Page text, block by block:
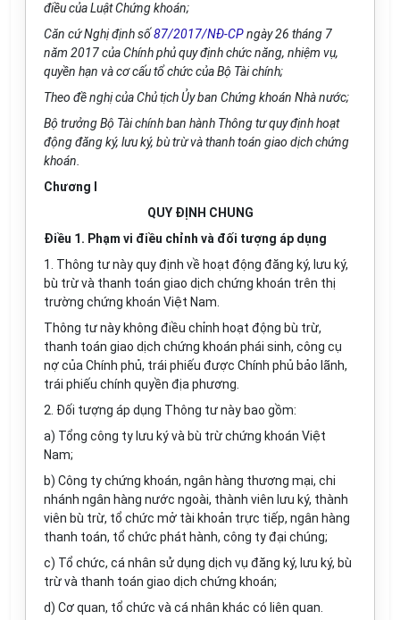
điều của Luật Chứng khoán;
Căn cứ Nghị định số87/2017/NĐ-CPngày 26 tháng 7
năm 2017 của Chính phủ quy định chức năng, nhiệm vụ,
quyền hạn và cơ cấu tổ chức của Bộ Tài chính;
Theo đề nghị của Chủ tịch Ủy ban Chứng khoán Nhà nước;
Bộ trưởng Bộ Tài chính ban hành Thông tư quy định hoạt
động đăng ký, lưu ký, bù trừ và thanh toán giao dịch chứng
khoán.
Chương I
QUY ĐỊNH CHUNG
Điều 1. Phạm vi điều chỉnh và đối tượng áp dụng
1. Thông tư này quy định về hoạt động đăng ký, lưu ký,
bù trừ và thanh toán giao dịch chứng khoán trên thị
trường chứng khoán Việt Nam.
Thông tư này không điều chỉnh hoạt động bù trừ,
thanh toán giao dịch chứng khoán phái sinh, công cụ
nợ của Chính phủ, trái phiếu được Chính phủ bảo lãnh,
trái phiếu chính quyền địa phương.
2. Đối tượng áp dụng Thông tư này bao gồm:
a) Tổng công ty lưu ký và bù trừ chứng khoán Việt
Nam;
b) Công ty chứng khoán, ngân hàng thương mại, chi
nhánh ngân hàng nước ngoài, thành viên lưu ký, thành
viên bù trừ, tổ chức mở tài khoản trực tiếp, ngân hàng
thanh toán, tổ chức phát hành, công ty đại chúng;
c) Tổ chức, cá nhân sử dụng dịch vụ đăng ký, lưu ký, bù
trừ và thanh toán giao dịch chứng khoán;
d) Cơ quan, tổ chức và cá nhân khác có liên quan.